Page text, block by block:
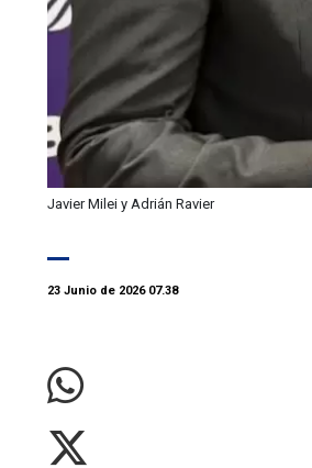
Javier Milei y Adrián Ravier
23 Junio de 2026 07.38